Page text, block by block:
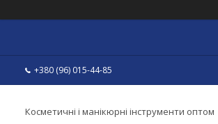
+380 (96) 015-44-85
Косметичні і манікюрні інструменти оптом